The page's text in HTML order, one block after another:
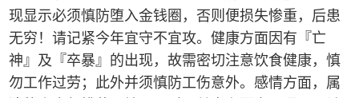
现显示必须慎防堕入金钱圈，否则便损失惨重，后患
无穷！请记紧今年宜守不宜攻。健康方面因有『亡
神』及『卒暴』的出现，故需密切注意饮食健康，慎
勿工作过劳；此外并须慎防工伤意外。感情方面，属